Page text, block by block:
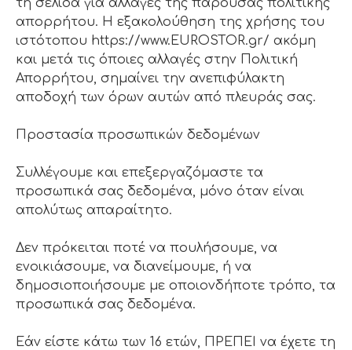
τη σελίδα για αλλαγές της παρούσας πολιτικής
απορρήτου. Η εξακολούθηση της χρήσης του
ιστότοπου https://www.EUROSTOR.gr/ ακόμη
και μετά τις όποιες αλλαγές στην Πολιτική
Απορρήτου, σημαίνει την ανεπιφύλακτη
αποδοχή των όρων αυτών από πλευράς σας.
Προστασία προσωπικών δεδομένων
Συλλέγουμε και επεξεργαζόμαστε τα
προσωπικά σας δεδομένα, μόνο όταν είναι
απολύτως απαραίτητο.
Δεν πρόκειται ποτέ να πουλήσουμε, να
ενοικιάσουμε, να διανείμουμε, ή να
δημοσιοποιήσουμε με οποιονδήποτε τρόπο, τα
προσωπικά σας δεδομένα.
Εάν είστε κάτω των 16 ετών, ΠΡΕΠΕΙ να έχετε τη